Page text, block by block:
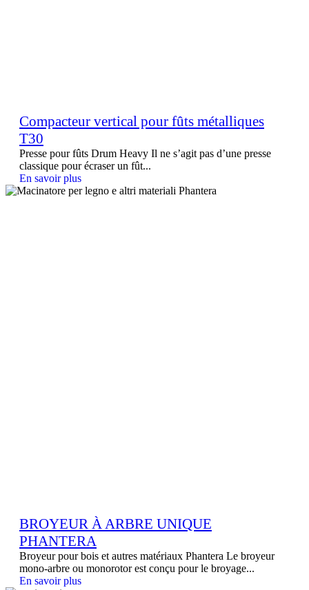
Compacteur vertical pour fûts métalliques
T30
Presse pour fûts Drum Heavy Il ne s’agit pas d’une presse
classique pour écraser un fût...
En savoir plus
BROYEUR À ARBRE UNIQUE
PHANTERA
Broyeur pour bois et autres matériaux Phantera Le broyeur
mono-arbre ou monorotor est conçu pour le broyage...
En savoir plus